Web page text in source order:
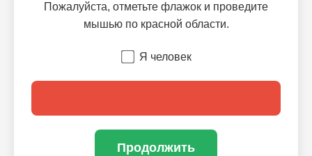
Пожалуйста, отметьте флажок и проведите
мышью по красной области.
Я человек
Продолжить